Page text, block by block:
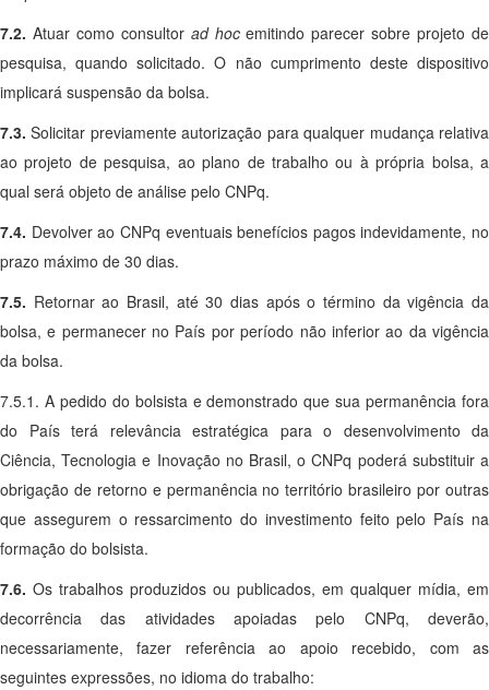
7.2. Atuar como consultor ad hocemitindo parecer sobre projeto de
pesquisa, quando solicitado. O não cumprimento deste dispositivo
implicará suspensão da bolsa.
7.3.Solicitar previamente autorização para qualquer mudança relativa
ao projeto de pesquisa, ao plano de trabalho ou à própria bolsa, a
qual será objeto de análise pelo CNPq.
7.4. Devolver ao CNPq eventuais benefícios pagos indevidamente, no
prazo máximo de 30 dias.
7.5. Retornar ao Brasil, até 30 dias após o término da vigência da
bolsa, e permanecer no País por período não inferior ao da vigência
da bolsa.
7.5.1. A pedido do bolsista e demonstrado que sua permanência fora
do País terá relevância estratégica para o desenvolvimento da
Ciência, Tecnologia e Inovação no Brasil, o CNPq poderá substituir a
obrigação de retorno e permanência no território brasileiro por outras
que assegurem o ressarcimento do investimento feito pelo País na
formação do bolsista.
7.6. Os trabalhos produzidos ou publicados, em qualquer mídia, em
decorrência das atividades apoiadas pelo CNPq, deverão,
necessariamente, fazer referência ao apoio recebido, com as
seguintes expressões, no idioma do trabalho: